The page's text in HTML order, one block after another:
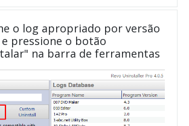
o log apropriado por versão
pressione o botão
na barra de ferramentas